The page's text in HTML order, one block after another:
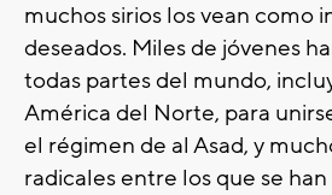
muchos sirios los vean como
deseados. Miles de jóvenes
todas partes del mundo,
América del Norte, para
el régimen de al Asad, y
radicales entre los que se han